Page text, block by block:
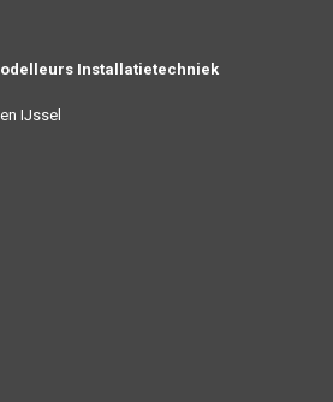
Installatietechniek
IJssel